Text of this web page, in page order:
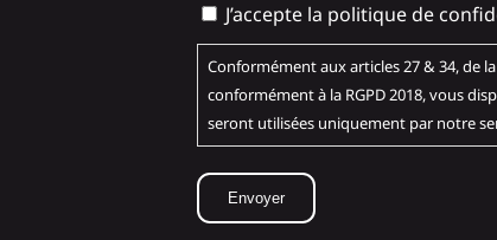
J’accepte la politique de
Conformément aux articles 27 & 34, de la loi
conformément à la RGPD 2018, vous
seront utilisées uniquement par notre